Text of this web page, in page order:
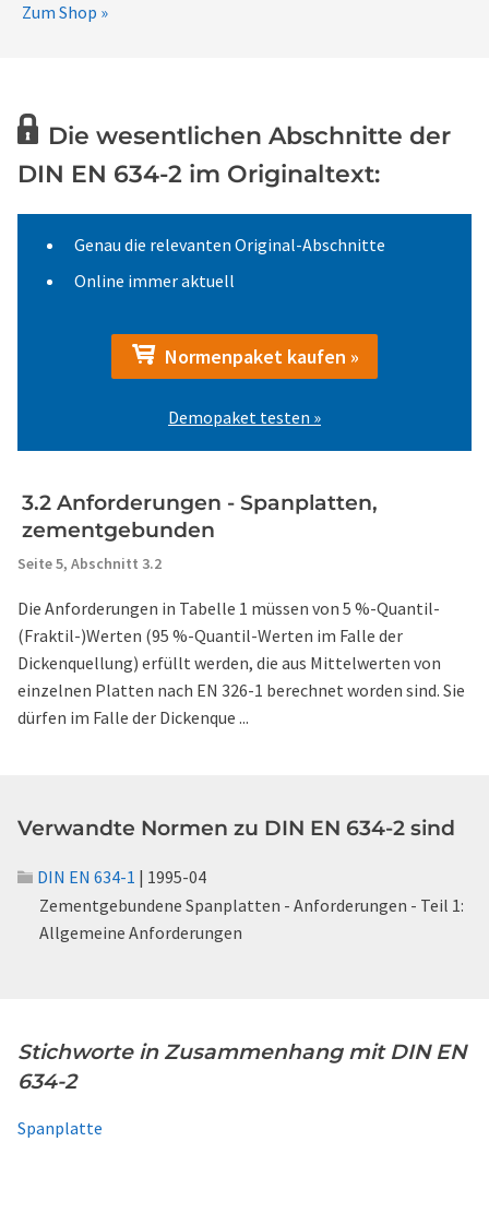
Zum Shop »
Die wesentlichen Abschnitte der
DIN EN 634-2 im Originaltext:
Genau die relevanten Original-Abschnitte
Online immer aktuell
Normenpaket kaufen »
Demopaket testen »
3.2 Anforderungen - Spanplatten,
zementgebunden
Seite 5, Abschnitt 3.2
Die Anforderungen in Tabelle 1 müssen von 5 %-Quantil-
(Fraktil-)Werten (95 %-Quantil-Werten im Falle der
Dickenquellung) erfüllt werden, die aus Mittelwerten von
einzelnen Platten nach EN 326-1 berechnet worden sind. Sie
dürfen im Falle der Dickenque ...
Verwandte Normen zu DIN EN 634-2 sind
DIN EN 634-1 | 1995-04
Zementgebundene Spanplatten - Anforderungen - Teil 1:
Allgemeine Anforderungen
Stichworte in Zusammenhang mit DIN EN
634-2
Spanplatte